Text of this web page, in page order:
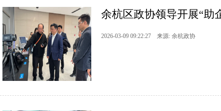
余杭区政协领导开展“助
2026-03-09 09:22:27 来源: 余杭政协